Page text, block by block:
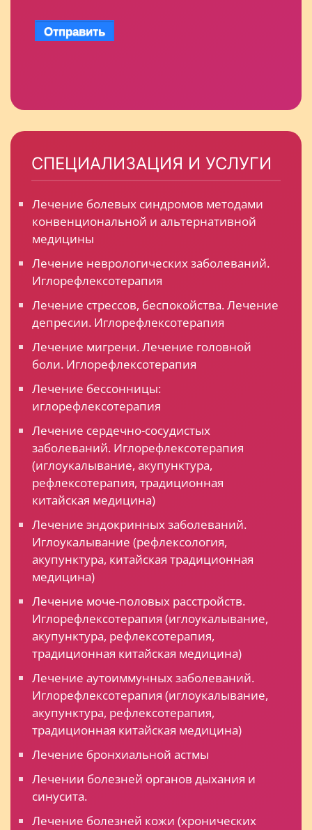
Отправить
СПЕЦИАЛИЗАЦИЯ И УСЛУГИ
Лечение болевых синдромов методами
конвенциональной и альтернативной
медицины
Лечение неврологических заболеваний.
Иглорефлексотерапия
Лечение стрессов, беспокойства. Лечение
депресии. Иглорефлексотерапия
Лечение мигрени. Лечение головной
боли. Иглорефлексотерапия
Лечение бессонницы:
иглорефлексотерапия
Лечение сердечно-сосудистых
заболеваний. Иглорефлексотерапия
(иглоукалывание, акупунктура,
рефлексотерапия, традиционная
китайская медицина)
Лечение эндокринных заболеваний.
Иглоукалывание (рефлексология,
акупунктура, китайская традиционная
медицина)
Лечение моче-половых расстройств.
Иглорефлексотерапия (иглоукалывание,
акупунктура, рефлексотерапия,
традиционная китайская медицина)
Лечение аутоиммунных заболеваний.
Иглорефлексотерапия (иглоукалывание,
акупунктура, рефлексотерапия,
традиционная китайская медицина)
Лечение бронхиальной астмы
Лечении болезней органов дыхания и
синусита.
Лечение болезней кожи (хронических